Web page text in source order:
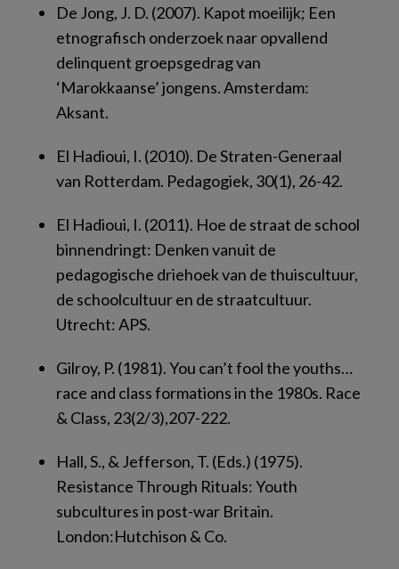
De Jong, J. D. (2007). Kapot moeilijk; Een
etnografisch onderzoek naar opvallend
delinquent groepsgedrag van
‘Marokkaanse’ jongens. Amsterdam:
Aksant.
El Hadioui, I. (2010). De Straten-Generaal
van Rotterdam. Pedagogiek, 30(1), 26-42.
El Hadioui, I. (2011). Hoe de straat de school
binnendringt: Denken vanuit de
pedagogische driehoek van de thuiscultuur,
de schoolcultuur en de straatcultuur.
Utrecht: APS.
Gilroy, P. (1981). You can’t fool the youths…
race and class formations in the 1980s. Race
& Class, 23(2/3),207-222.
Hall, S., & Jefferson, T. (Eds.) (1975).
Resistance Through Rituals: Youth
subcultures in post-war Britain.
London:Hutchison & Co.